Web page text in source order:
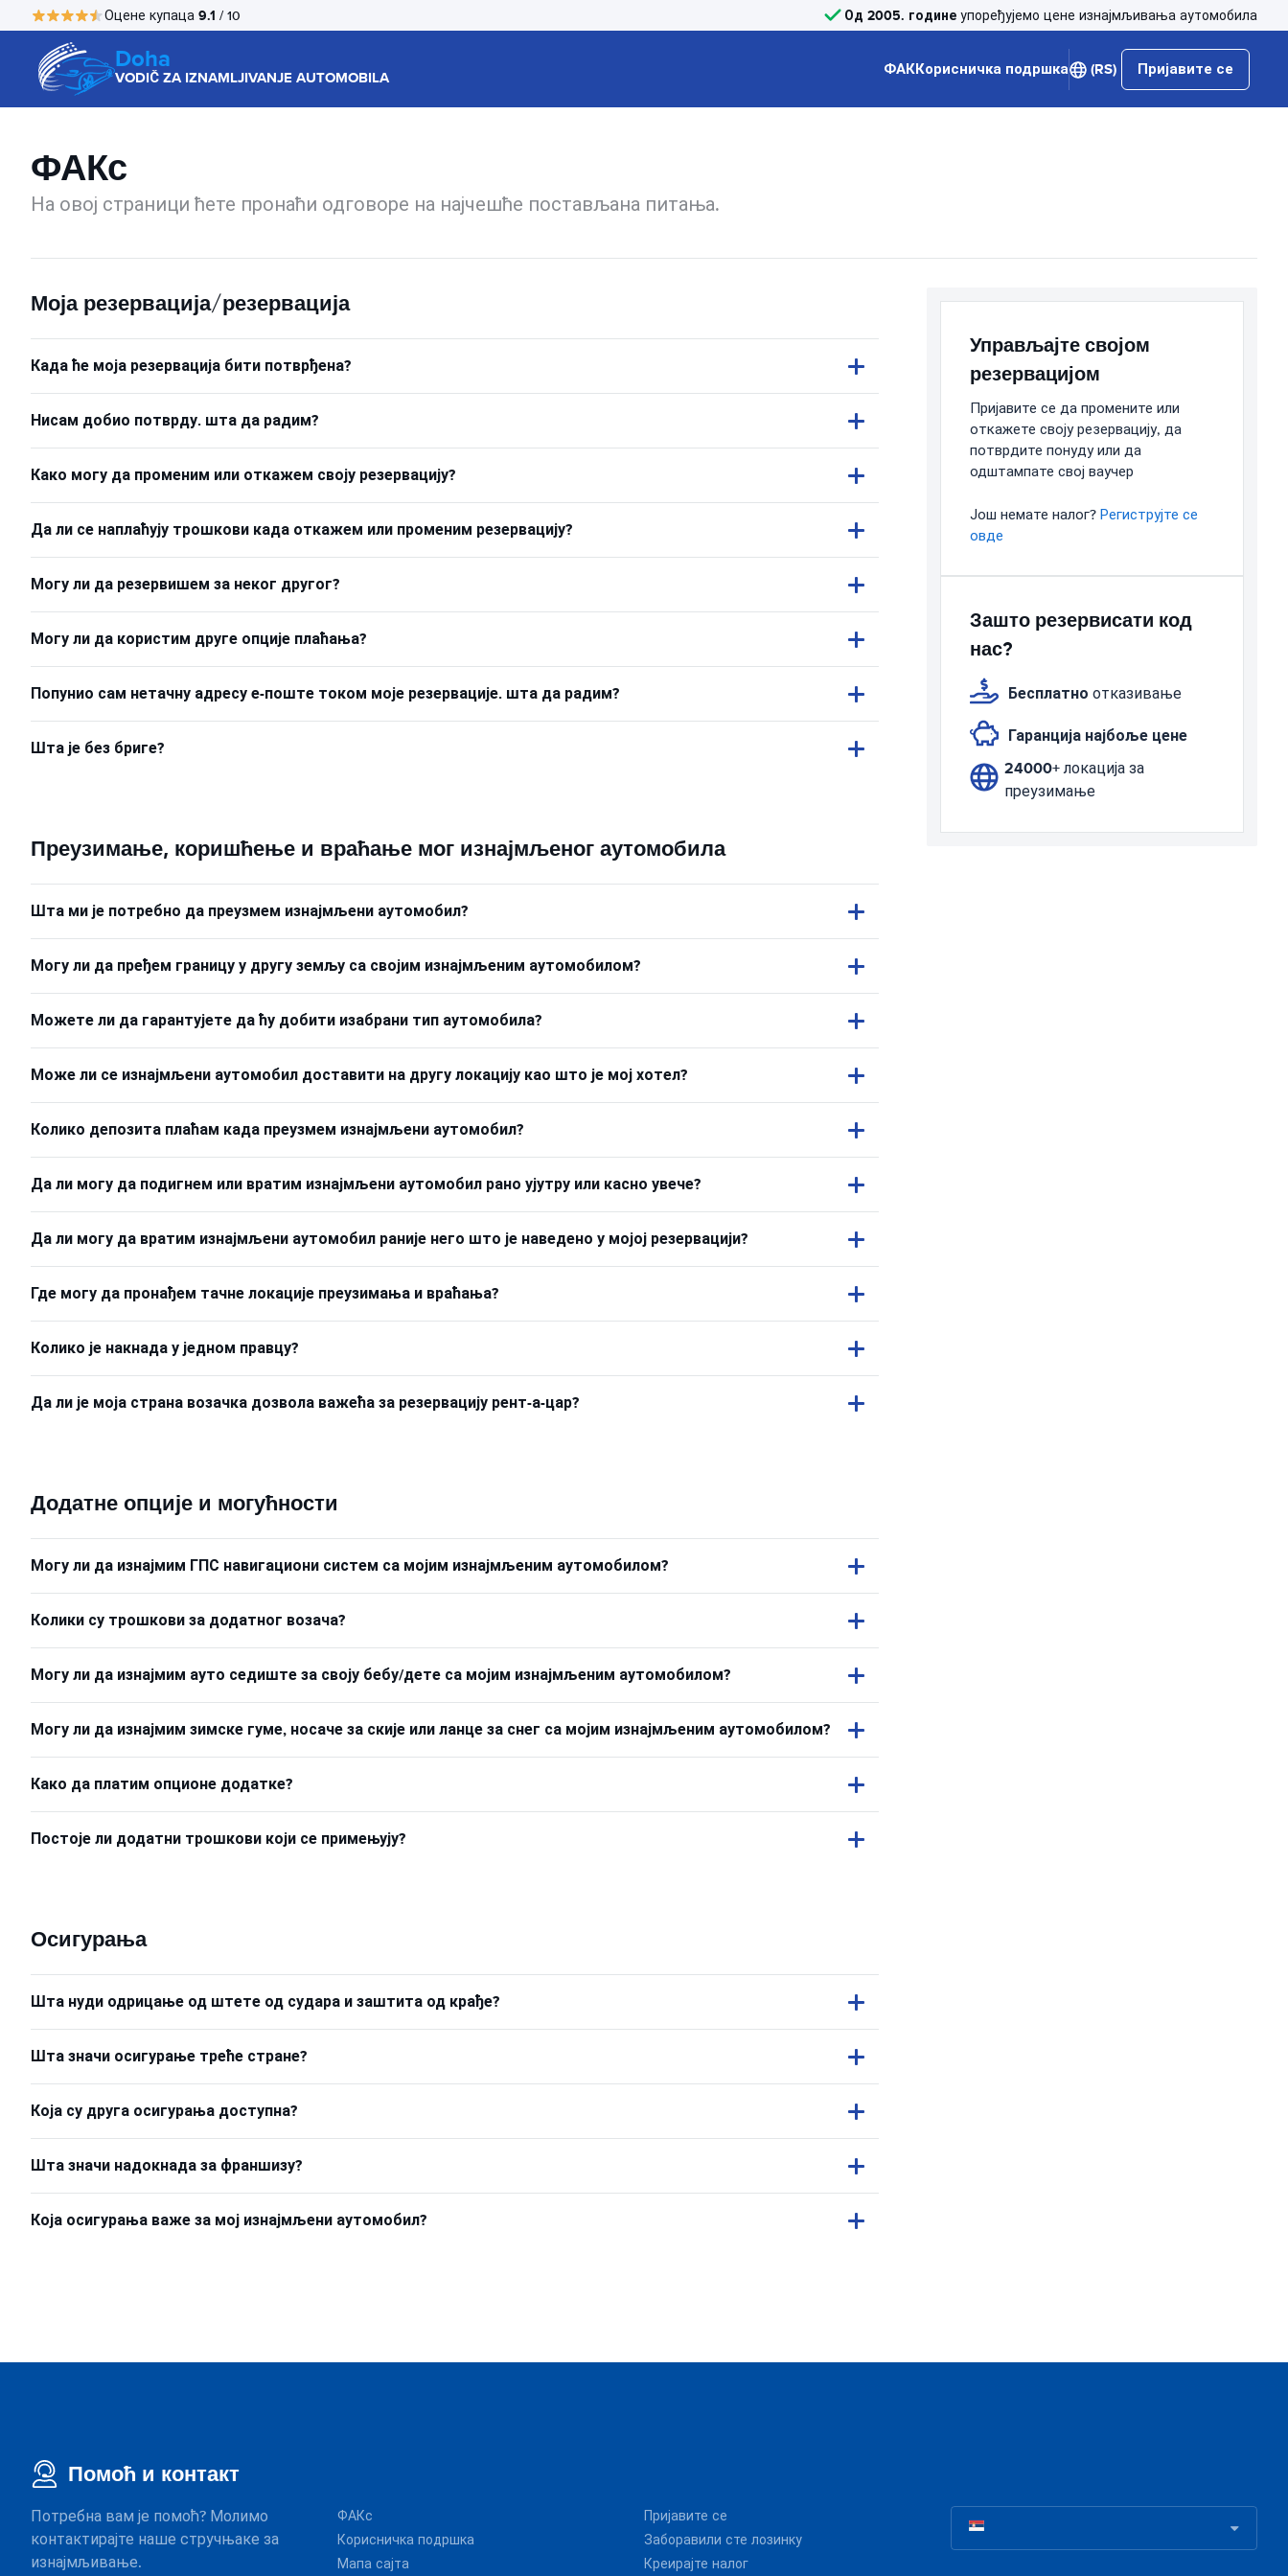
Оцене купаца 9.1 / 10 Од 2005. године упоређујемо цене изнајмљивања аутомобила
Doha
VODIČ ZA IZNAMLJIVANJE AUTOMOBILA ФАККорисничка подршка (RS) Пријавите се
ФАКс
На овој страници ћете пронаћи одговоре на најчешће постављана питања.
Моја резервација/резервација
Када ће моја резервација бити потврђена?
Нисам добио потврду. шта да радим?
Како могу да променим или откажем своју резервацију?
Да ли се наплаћују трошкови када откажем или променим резервацију?
Могу ли да резервишем за неког другог?
Могу ли да користим друге опције плаћања?
Попунио сам нетачну адресу е-поште током моје резервације. шта да радим?
Шта је без бриге?
Преузимање, коришћење и враћање мог изнајмљеног аутомобила
Шта ми је потребно да преузмем изнајмљени аутомобил?
Могу ли да пређем границу у другу земљу са својим изнајмљеним аутомобилом?
Можете ли да гарантујете да ћу добити изабрани тип аутомобила?
Може ли се изнајмљени аутомобил доставити на другу локацију као што је мој хотел?
Колико депозита плаћам када преузмем изнајмљени аутомобил?
Да ли могу да подигнем или вратим изнајмљени аутомобил рано ујутру или касно увече?
Да ли могу да вратим изнајмљени аутомобил раније него што је наведено у мојој резервацији?
Где могу да пронађем тачне локације преузимања и враћања?
Колико је накнада у једном правцу?
Да ли је моја страна возачка дозвола важећа за резервацију рент-а-цар?
Додатне опције и могућности
Могу ли да изнајмим ГПС навигациони систем са мојим изнајмљеним аутомобилом?
Колики су трошкови за додатног возача?
Могу ли да изнајмим ауто седиште за своју бебу/дете са мојим изнајмљеним аутомобилом?
Могу ли да изнајмим зимске гуме, носаче за скије или ланце за снег са мојим изнајмљеним аутомобилом?
Како да платим опционе додатке?
Постоје ли додатни трошкови који се примењују?
Осигурања
Шта нуди одрицање од штете од судара и заштита од крађе?
Шта значи осигурање треће стране?
Која су друга осигурања доступна?
Шта значи надокнада за франшизу?
Која осигурања важе за мој изнајмљени аутомобил?
Управљајте својом
резервацијом
Пријавите се да промените или
откажете своју резервацију, да
потврдите понуду или да
одштампате свој ваучер
Још немате налог? Региструјте се
овде
Зашто резервисати код
нас?
Бесплатно отказивање
Гаранција најбоље цене
24000+локација за
преузимање
Помоћ и контакт
Потребна вам је помоћ? Молимо
контактирајте наше стручњаке за
изнајмљивање.
ФАКс
Корисничка подршка
Мапа сајта
Пријавите се
Заборавили сте лозинку
Креирајте налог